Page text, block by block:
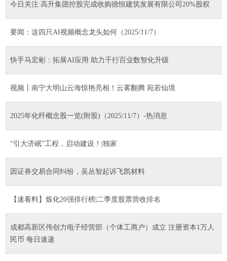
今日关注:高升集团控股完成收购德恒建筑发展有限公司20%股权
要闻：这四只AI视频概念龙头如何（2025/11/7）
快手马宏彬：拓展AI应用 助力千行百业数智化升级
视频丨南宁大明山云海惊艳亮相！云雾翻腾 宛若仙境
2025年化纤概念股一览(附股)（2025/11/7）-热消息
“引大济岷”工程，启动建设！|独家
因证券交易合同纠纷，吴丛智起诉飞凯材料
【速看料】炼化20强排行榜|二季度股票营收排名
成都高新区伟创力电子经营部（个体工商户）成立 注册资本1万人
民币 每日速递